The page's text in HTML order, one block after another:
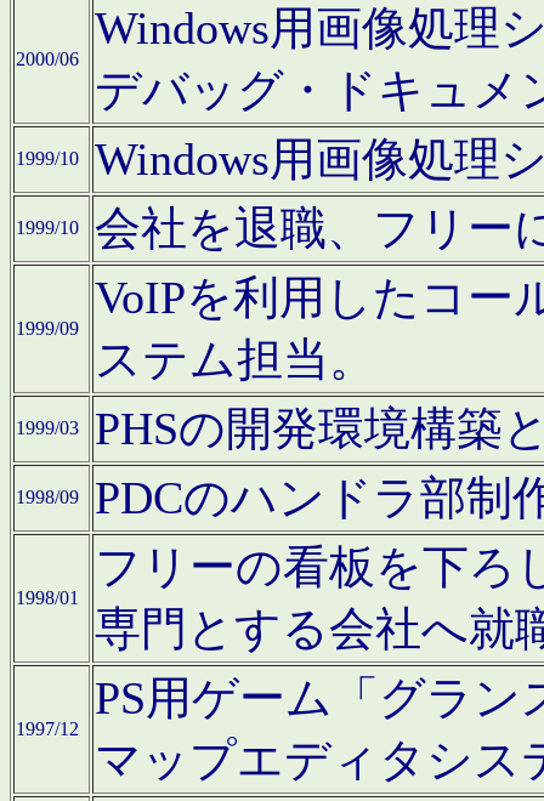
2000/06
Windows用画像処理
デバッグ・ドキュメ
1999/10 Windows用画像処理
1999/10 会社を退職、フリー
1999/09
VoIPを利用したコー
ステム担当。
1999/03 PHSの開発環境構築
1998/09 PDCのハンドラ部制
1998/01
フリーの看板を下ろ
専門とする会社へ就
1997/12
PS用ゲーム「グラン
マップエディタシス